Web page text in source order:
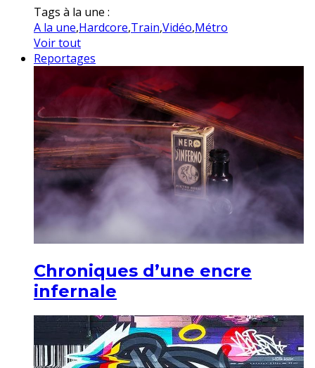
Tags à la une :
A la une,Hardcore,Train,Vidéo,Métro
Voir tout
Reportages
Chroniques d’une encre
infernale